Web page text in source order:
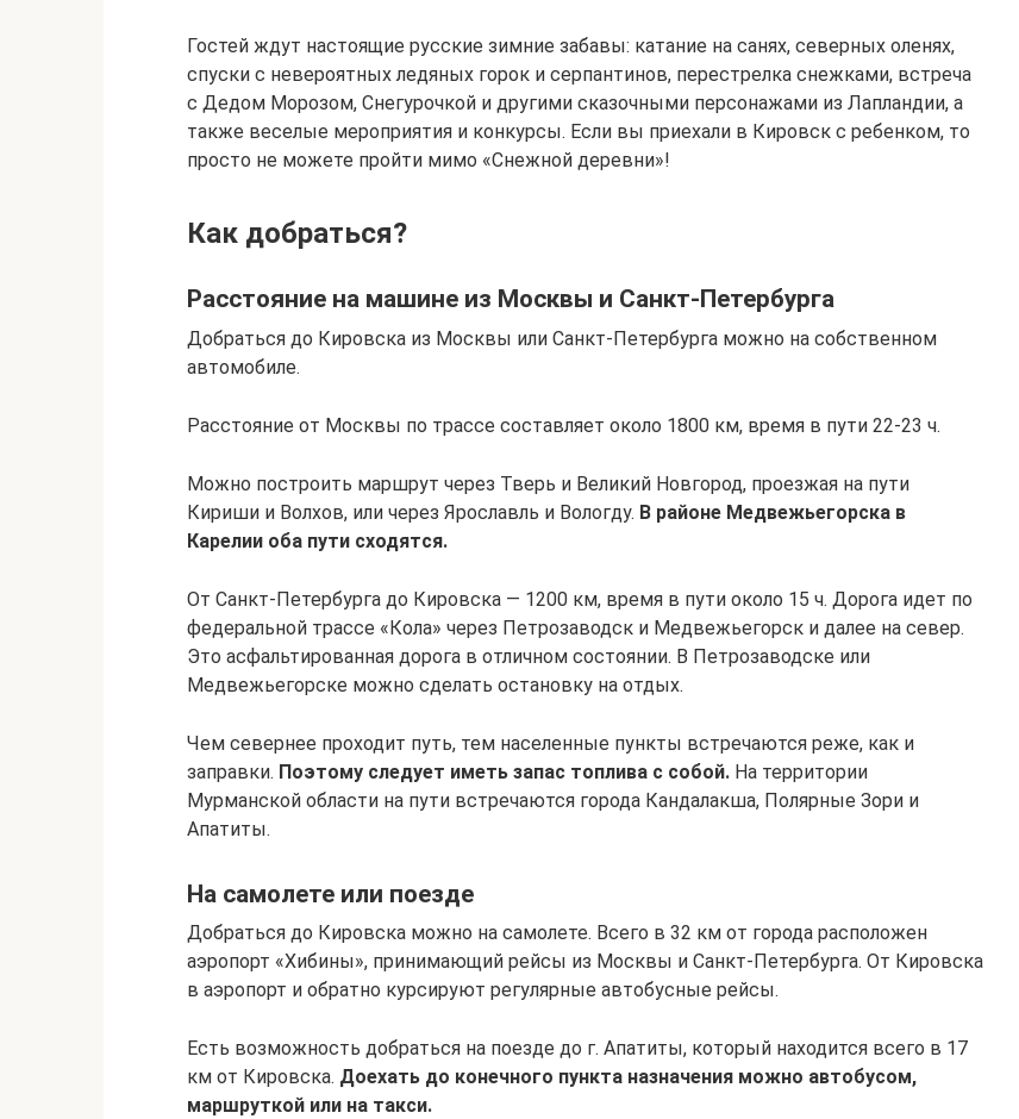
Гостей ждут настоящие русские зимние забавы: катание на санях, северных оленях,
спуски с невероятных ледяных горок и серпантинов, перестрелка снежками, встреча
с Дедом Морозом, Снегурочкой и другими сказочными персонажами из Лапландии, а
также веселые мероприятия и конкурсы. Если вы приехали в Кировск с ребенком, то
просто не можете пройти мимо «Снежной деревни»!
Как добраться?
Расстояние на машине из Москвы и Санкт-Петербурга
Добраться до Кировска из Москвы или Санкт-Петербурга можно на собственном
автомобиле.
Расстояние от Москвы по трассе составляет около 1800 км, время в пути 22-23 ч.
Можно построить маршрут через Тверь и Великий Новгород, проезжая на пути
Кириши и Волхов, или через Ярославль и Вологду. В районе Медвежьегорска в
Карелии оба пути сходятся.
От Санкт-Петербурга до Кировска — 1200 км, время в пути около 15 ч. Дорога идет по
федеральной трассе «Кола» через Петрозаводск и Медвежьегорск и далее на север.
Это асфальтированная дорога в отличном состоянии. В Петрозаводске или
Медвежьегорске можно сделать остановку на отдых.
Чем севернее проходит путь, тем населенные пункты встречаются реже, как и
заправки. Поэтому следует иметь запас топлива с собой. На территории
Мурманской области на пути встречаются города Кандалакша, Полярные Зори и
Апатиты.
На самолете или поезде
Добраться до Кировска можно на самолете. Всего в 32 км от города расположен
аэропорт «Хибины», принимающий рейсы из Москвы и Санкт-Петербурга. От Кировска
в аэропорт и обратно курсируют регулярные автобусные рейсы.
Есть возможность добраться на поезде до г. Апатиты, который находится всего в 17
км от Кировска. Доехать до конечного пункта назначения можно автобусом,
маршруткой или на такси.